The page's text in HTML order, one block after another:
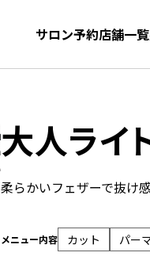
サロン予約店舗一覧
大人ライ
柔らかいフェザーで抜け
メニュー内容 カット パー